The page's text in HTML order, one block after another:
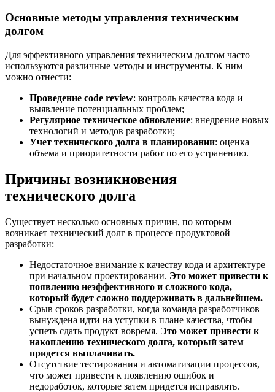
Основные методы управления техническим
долгом
Для эффективного управления техническим долгом часто
используются различные методы и инструменты. К ним
можно отнести:
Проведение code review: контроль качества кода и
выявление потенциальных проблем;
Регулярное техническое обновление: внедрение новых
технологий и методов разработки;
Учет технического долга в планировании: оценка
объема и приоритетности работ по его устранению.
Причины возникновения
технического долга
Существует несколько основных причин, по которым
возникает технический долг в процессе продуктовой
разработки:
Недостаточное внимание к качеству кода и архитектуре
при начальном проектировании. Это может привести к
появлению неэффективного и сложного кода,
который будет сложно поддерживать в дальнейшем.
Срыв сроков разработки, когда команда разработчиков
вынуждена идти на уступки в плане качества, чтобы
успеть сдать продукт вовремя. Это может привести к
накоплению технического долга, который затем
придется выплачивать.
Отсутствие тестирования и автоматизации процессов,
что может привести к появлению ошибок и
недоработок, которые затем придется исправлять.